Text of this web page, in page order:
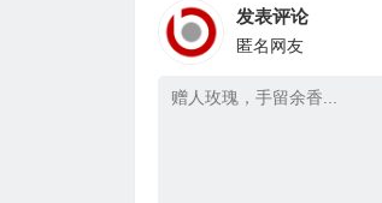
发表评论
匿名网友